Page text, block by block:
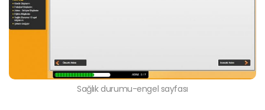
Sağlık durumu-engel sayfası